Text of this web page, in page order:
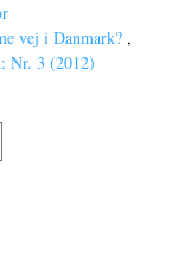
vej i Danmark? ,
Nr. 3 (2012)